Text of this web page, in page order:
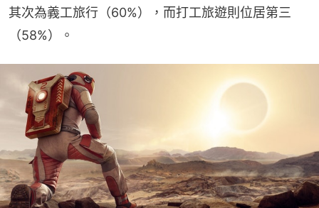
其次為義工旅行（60%），而打工旅遊則位居第三
（58%）。